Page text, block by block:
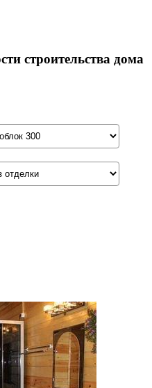
строительства дома